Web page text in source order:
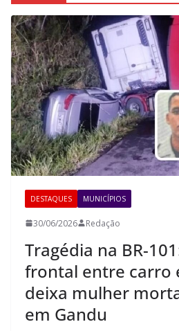
DESTAQUES MUNICÍPIOS
30/06/2026 Redação
Tragédia na BR-
frontal entre carro
deixa mulher
em Gandu